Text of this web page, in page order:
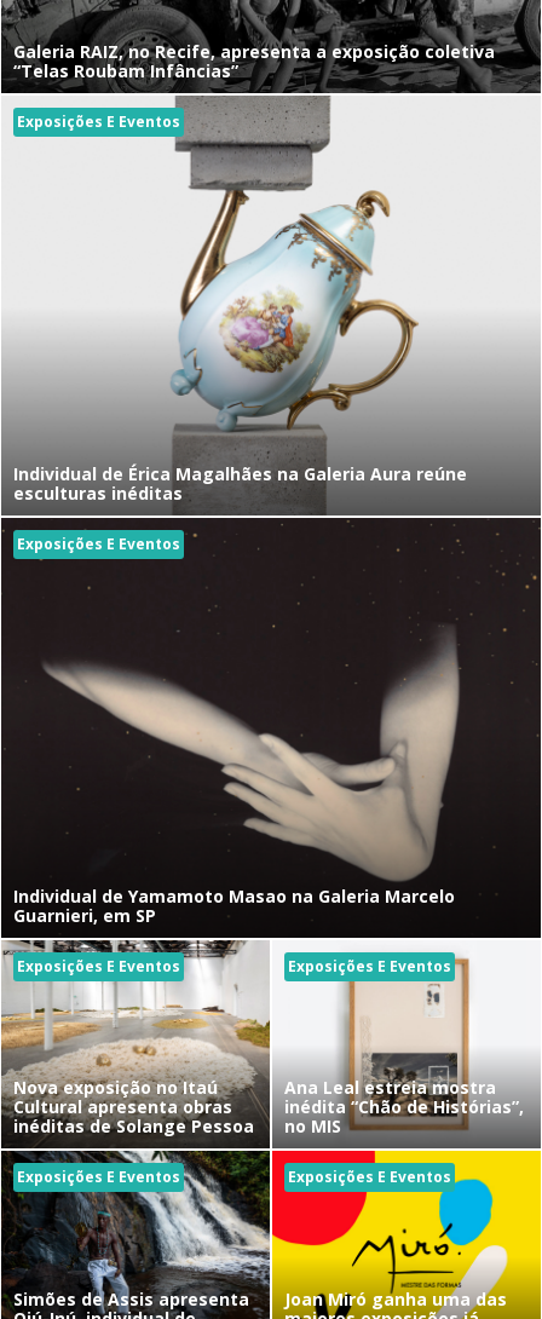
Galeria RAIZ, no Recife, apresenta a exposição coletiva
“Telas Roubam Infâncias”
Exposições E Eventos
Individual de Érica Magalhães na Galeria Aura reúne
esculturas inéditas
Exposições E Eventos
Individual de Yamamoto Masao na Galeria Marcelo
Guarnieri, em SP
Exposições E Eventos
Nova exposição no Itaú
Cultural apresenta obras
inéditas de Solange Pessoa
Exposições E Eventos
Ana Leal estreia mostra
inédita “Chão de Histórias”,
no MIS
Exposições E Eventos
Simões de Assis apresenta
Exposições E Eventos
Joan Miró ganha uma das